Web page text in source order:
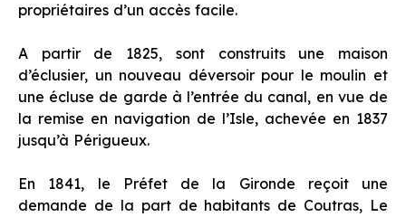
propriétaires d’un accès facile.
A partir de 1825, sont construits une maison
d’éclusier, un nouveau déversoir pour le moulin et
une écluse de garde à l’entrée du canal, en vue de
la remise en navigation de l’Isle, achevée en 1837
jusqu’à Périgueux.
En 1841, le Préfet de la Gironde reçoit une
demande de la part de habitants de Coutras, Le